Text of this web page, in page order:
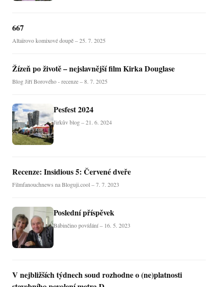
667
Altaïrovo komixové doupě – 25. 7. 2025
Žízeň po životě – nejslavnější film Kirka Douglase
Blog Jiří Borového - recenze – 8. 7. 2025
Pesfest 2024
Jirkův blog – 21. 6. 2024
Recenze: Insidious 5: Červené dveře
Filmfanouchnews na Bloguji.cool – 7. 7. 2023
Poslední příspěvek
Bábinčino povídání – 16. 5. 2023
V nejbližších týdnech soud rozhodne o (ne)platnosti